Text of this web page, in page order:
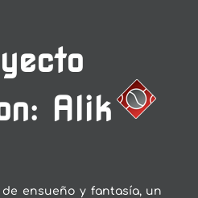
Alik
ensueño y fantasía, un